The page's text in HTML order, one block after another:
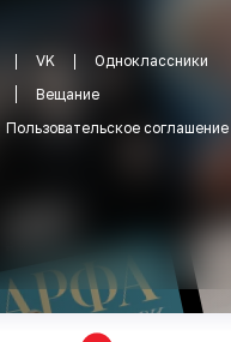
VK
Одноклассники
Вещание
Пользовательское соглашение